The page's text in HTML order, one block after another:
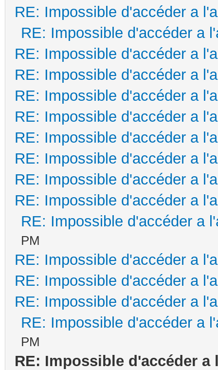
RE: Impossible d'accéder a
RE: Impossible d'accéder a
RE: Impossible d'accéder a
RE: Impossible d'accéder a
RE: Impossible d'accéder a
RE: Impossible d'accéder a
RE: Impossible d'accéder a
RE: Impossible d'accéder a
RE: Impossible d'accéder a
RE: Impossible d'accéder a
RE: Impossible d'accéder a
PM
RE: Impossible d'accéder a
RE: Impossible d'accéder a
RE: Impossible d'accéder a
RE: Impossible d'accéder a
PM
RE: Impossible d'accéder a